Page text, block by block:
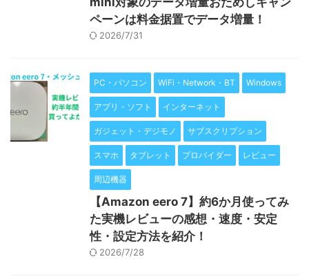
ペーンは料金据置でデータ増量！
2026/7/31
PC・パソコン WiFi・Network・BT Windows
アプリ・ソフト インターネット
ガジェット・デジモノ サブスクリプション
スマホ タブレット プロバイダー レビュー
周辺機器
【Amazon eero 7】約6か月使ってみ
た実機レビューの感想・速度・安定
性・設定方法を紹介！
2026/7/28